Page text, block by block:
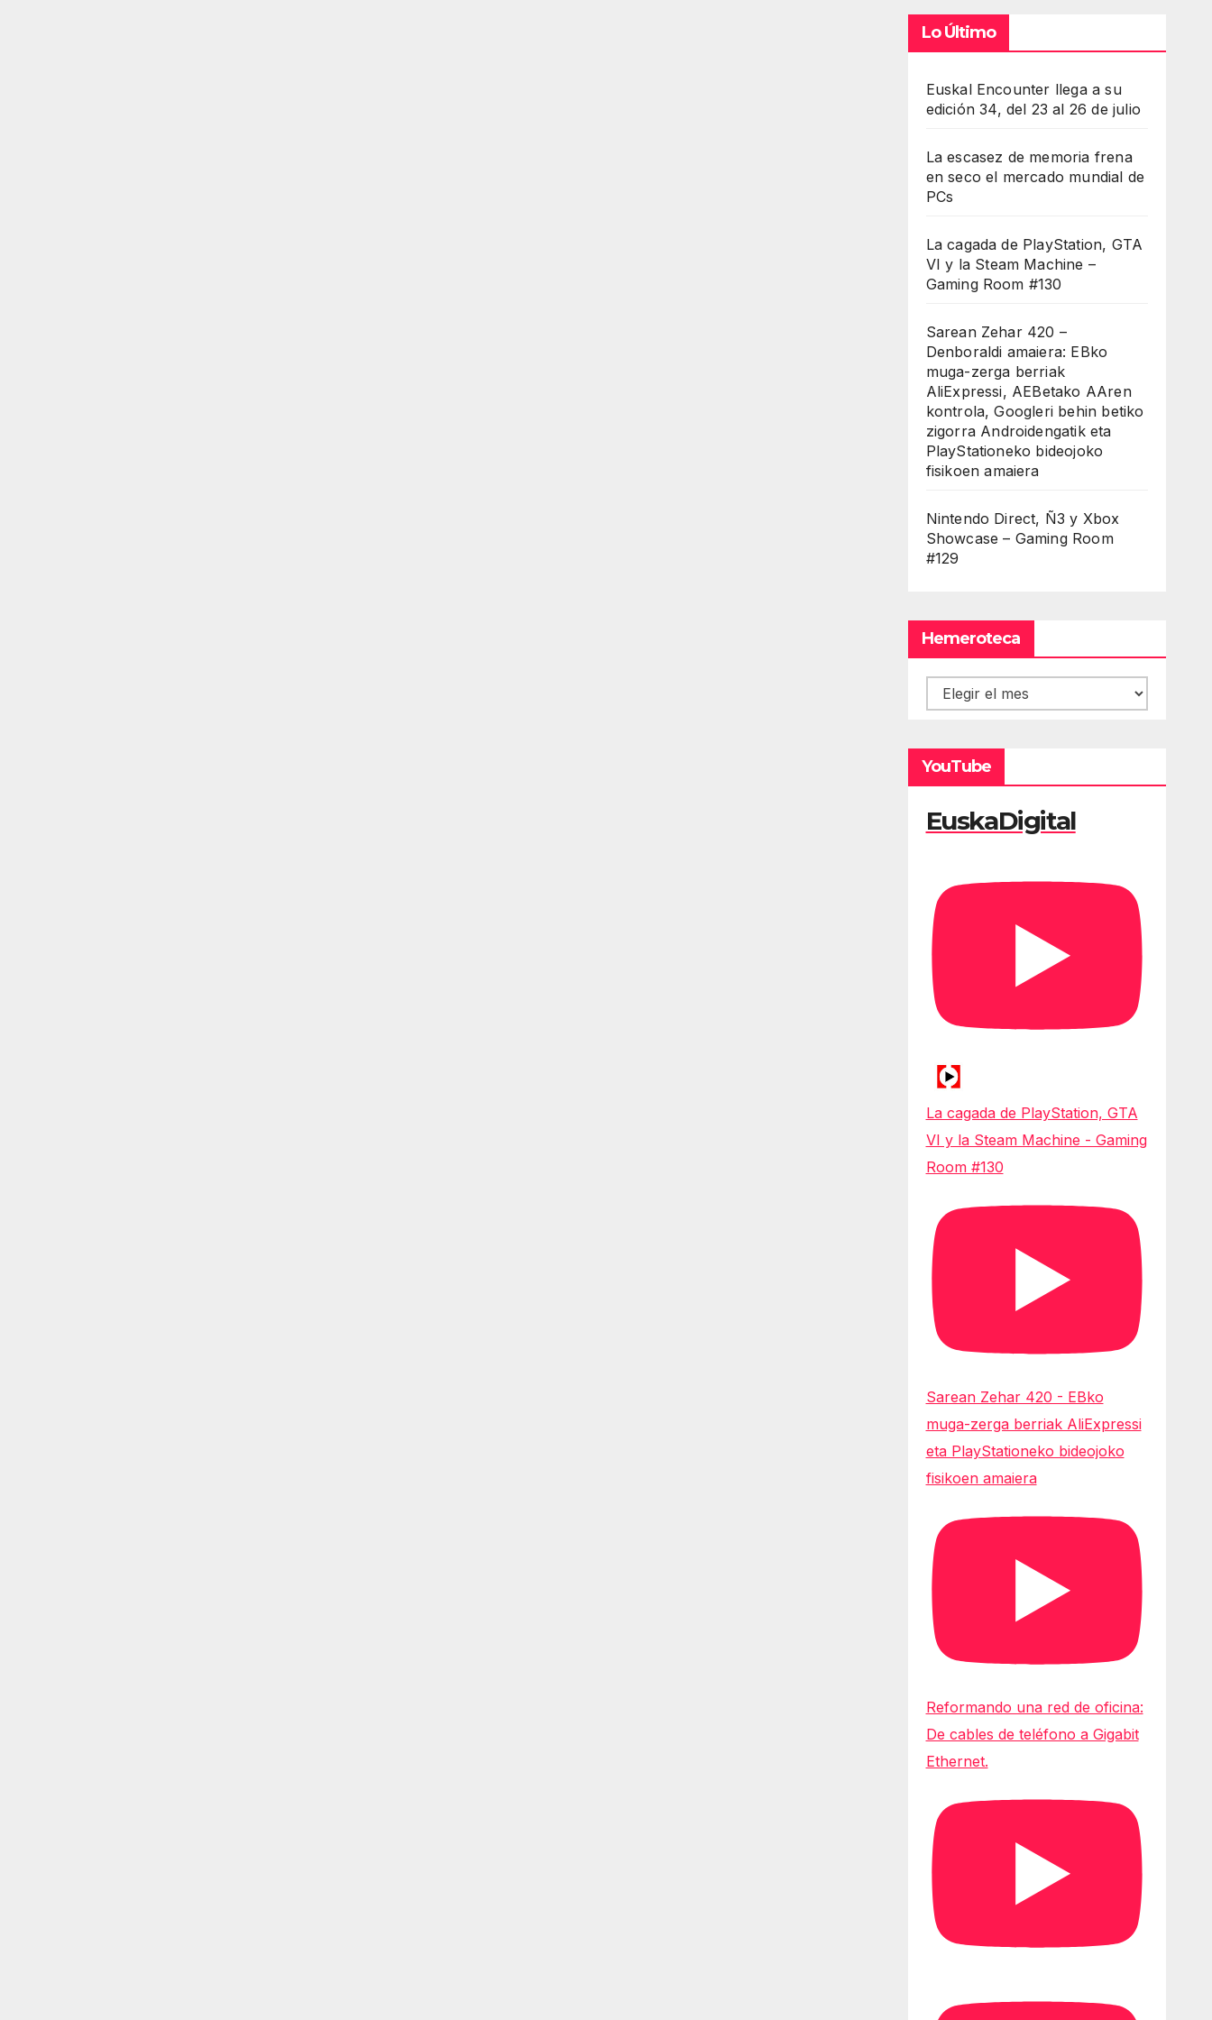
Lo Último
Euskal Encounter llega a su
edición 34, del 23 al 26 de julio
La escasez de memoria frena
en seco el mercado mundial de
PCs
La cagada de PlayStation, GTA
VI y la Steam Machine –
Gaming Room #130
Sarean Zehar 420 –
Denboraldi amaiera: EBko
muga-zerga berriak
AliExpressi, AEBetako AAren
kontrola, Googleri behin betiko
zigorra Androidengatik eta
PlayStationeko bideojoko
fisikoen amaiera
Nintendo Direct, Ñ3 y Xbox
Showcase – Gaming Room
#129
Hemeroteca
Hemeroteca
YouTube
EuskaDigital
La cagada de PlayStation, GTA
VI y la Steam Machine - Gaming
Room #130
Sarean Zehar 420 - EBko
muga-zerga berriak AliExpressi
eta PlayStationeko bideojoko
fisikoen amaiera
Reformando una red de oficina:
De cables de teléfono a Gigabit
Ethernet.